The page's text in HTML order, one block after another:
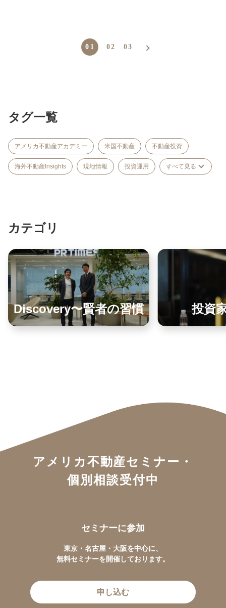
01 02 03
タグ一覧
アメリカ不動産アカデミー 米国不動産 不動産投資
海外不動産Insights 現地情報 投資運用 すべて見る
カテゴリ
Discovery〜賢者の習慣 投資
アメリカ不動産セミナー・
個別相談受付中
セミナーに参加
東京・名古屋・大阪を中心に、
無料セミナーを開催しております。
申し込む